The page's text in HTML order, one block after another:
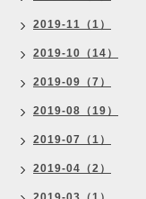
2019-11（1）
2019-10（14）
2019-09（7）
2019-08（19）
2019-07（1）
2019-04（2）